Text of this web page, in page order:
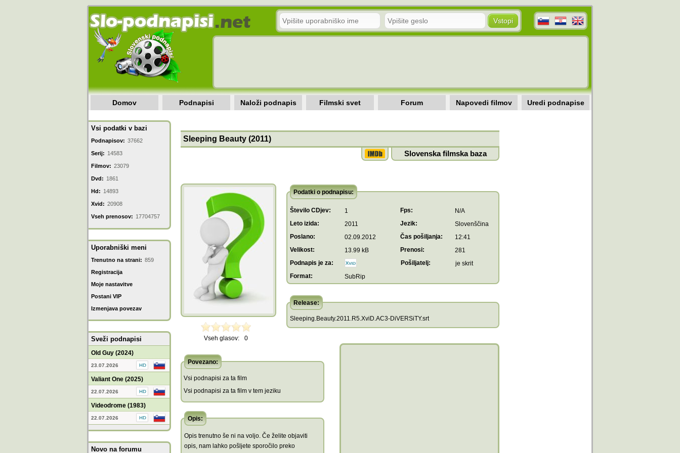
Domov Podnapisi Naloži podnapis Filmski svet Forum Napovedi filmov Uredi podnapise
Vsi podatki v bazi
Podnapisov: 37662
Serij: 14583
Filmov: 23079
Dvd: 1861
Hd: 14893
Xvid: 20908
Vseh prenosov: 17704757
Uporabniški meni
Trenutno na strani: 859
Registracija
Moje nastavitve
Postani VIP
Izmenjava povezav
Sveži podnapisi
Old Guy (2024)
23.07.2026
Valiant One (2025)
22.07.2026
Videodrome (1983)
22.07.2026
Novo na forumu
Sleeping Beauty (2011)
Slovenska filmska baza
Vseh glasov: 0
Podatki o podnapisu:
Število CDjev: 1 Fps:
N/A
Leto izida:
2011 Jezik:
Slovenščina
Poslano:
02.09.2012 Čas pošiljanja:
12:41
Velikost:
13.99 kB Prenosi:
281
Podnapis je za:
Pošiljatelj:
je skrit
Format:
SubRip
Release:
Sleeping.Beauty.2011.R5.XviD.AC3-DiVERSiTY.srt
Povezano:
Vsi podnapisi za ta film
Vsi podnapisi za ta film v tem jeziku
Opis:
Opis trenutno še ni na voljo. Če želite objaviti
opis, nam lahko pošljete sporočilo preko